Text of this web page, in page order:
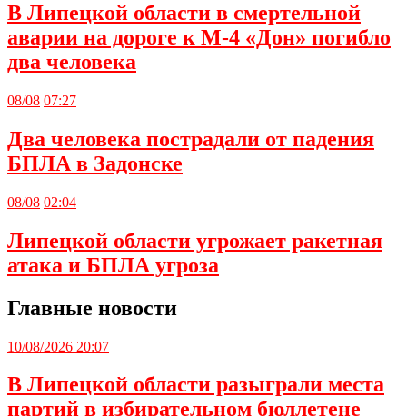
В Липецкой области в смертельной
аварии на дороге к М-4 «Дон» погибло
два человека
08/08 07:27
Два человека пострадали от падения
БПЛА в Задонске
08/08 02:04
Липецкой области угрожает ракетная
атака и БПЛА угроза
Главные новости
10/08/2026 20:07
В Липецкой области разыграли места
партий в избирательном бюллетене